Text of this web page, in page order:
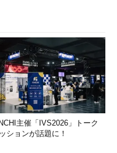
主催「IVS2026」トーク
ションが話題に！